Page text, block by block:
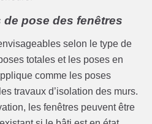
pose des fenêtres
selon le type de
totales et les poses en
comme les poses
travaux d’isolation des murs.
les fenêtres peuvent être